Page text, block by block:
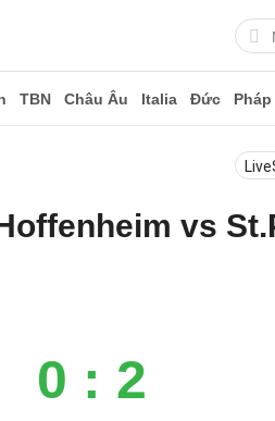
TBN Châu Âu Italia Đức Pháp
vs
0 : 2